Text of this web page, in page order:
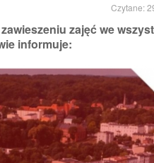
Czytane:
zajęć we
informuje: